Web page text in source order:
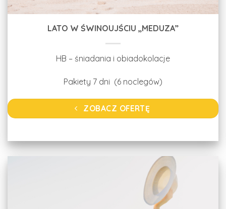
LATO W ŚWINOUJŚCIU „MEDUZA”
HB – śniadania i obiadokolacje
Pakiety 7 dni (6 noclegów)
ZOBACZ OFERTĘ